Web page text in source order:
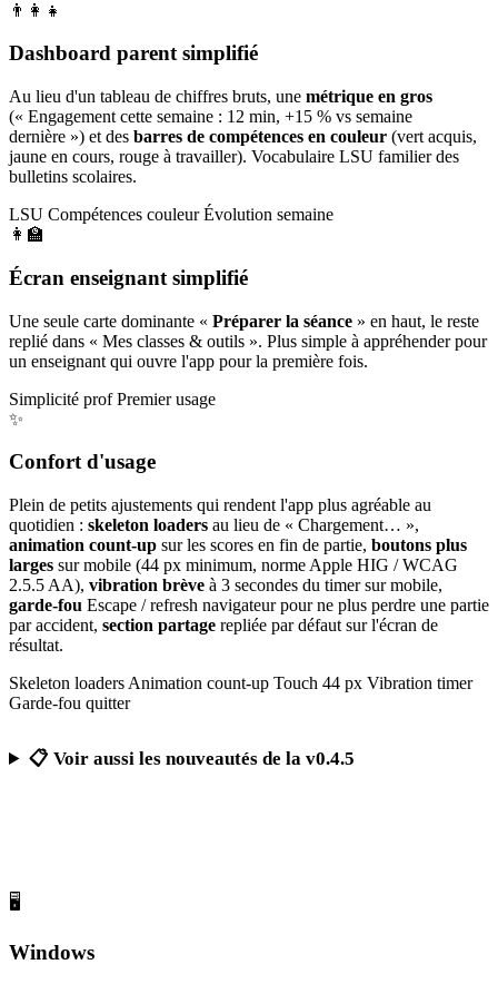
👨‍👩‍👧
Dashboard parent simplifié
Au lieu d'un tableau de chiffres bruts, une métrique en gros
(« Engagement cette semaine : 12 min, +15 % vs semaine
dernière ») et des barres de compétences en couleur (vert acquis,
jaune en cours, rouge à travailler). Vocabulaire LSU familier des
bulletins scolaires.
LSU Compétences couleur Évolution semaine
👩‍🏫
Écran enseignant simplifié
Une seule carte dominante « Préparer la séance » en haut, le reste
replié dans « Mes classes & outils ». Plus simple à appréhender pour
un enseignant qui ouvre l'app pour la première fois.
Simplicité prof Premier usage
✨
Confort d'usage
Plein de petits ajustements qui rendent l'app plus agréable au
quotidien : skeleton loaders au lieu de « Chargement… »,
animation count-up sur les scores en fin de partie, boutons plus
larges sur mobile (44 px minimum, norme Apple HIG / WCAG
2.5.5 AA), vibration brève à 3 secondes du timer sur mobile,
garde-fou Escape / refresh navigateur pour ne plus perdre une partie
par accident, section partage repliée par défaut sur l'écran de
résultat.
Skeleton loaders Animation count-up Touch 44 px Vibration timer
Garde-fou quitter
📋 Voir aussi les nouveautés de la v0.4.5
🖥️
Windows